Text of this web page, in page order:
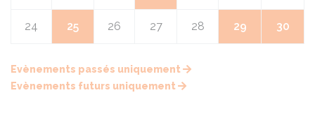
24 25 26 27 28 29 30
Evènements passés uniquement
Evènements futurs uniquement